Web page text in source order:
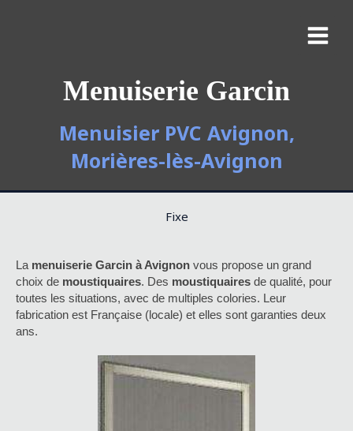
Menuiserie Garcin
Menuisier PVC Avignon,
Morières-lès-Avignon
Fixe
La menuiserie Garcin à Avignon vous propose un grand
choix de moustiquaires. Des moustiquaires de qualité, pour
toutes les situations, avec de multiples colories. Leur
fabrication est Française (locale) et elles sont garanties deux
ans.